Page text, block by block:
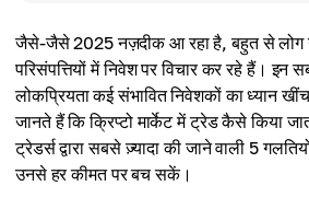
जैसे-जैसे 2025 नज़दीक आ रहा है, बहुत से लोग
परिसंपत्तियों में निवेश पर विचार कर रहे हैं। इन
लोकप्रियता कई संभावित निवेशकों का ध्यान
जानते हैं कि क्रिप्टो मार्केट में ट्रेड कैसे किया
ट्रेडर्स द्वारा सबसे ज़्यादा की जाने वाली 5
उनसे हर कीमत पर बच सकें।